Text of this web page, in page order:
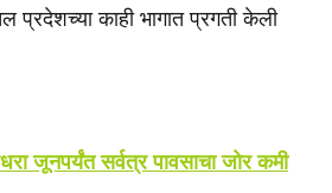
प्रदेशच्या काही भागात प्रगती केली
जूनपर्यंत सर्वत्र पावसाचा जोर कमी